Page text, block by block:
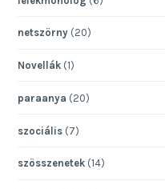
netszörny (20)
Novellák (1)
paraanya (20)
szociális (7)
szösszenetek (14)